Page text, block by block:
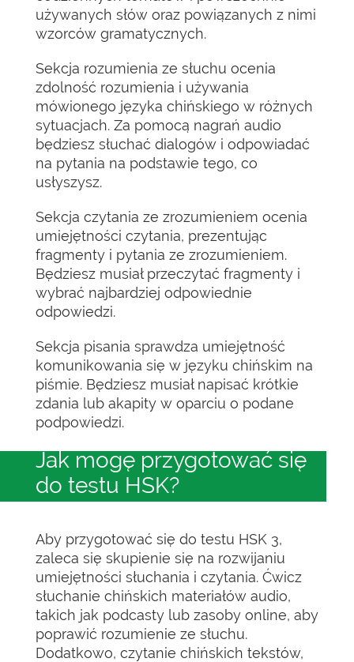
używanych słów oraz powiązanych z nimi
wzorców gramatycznych.
Sekcja rozumienia ze słuchu ocenia
zdolność rozumienia i używania
mówionego języka chińskiego w różnych
sytuacjach. Za pomocą nagrań audio
będziesz słuchać dialogów i odpowiadać
na pytania na podstawie tego, co
usłyszysz.
Sekcja czytania ze zrozumieniem ocenia
umiejętności czytania, prezentując
fragmenty i pytania ze zrozumieniem.
Będziesz musiał przeczytać fragmenty i
wybrać najbardziej odpowiednie
odpowiedzi.
Sekcja pisania sprawdza umiejętność
komunikowania się w języku chińskim na
piśmie. Będziesz musiał napisać krótkie
zdania lub akapity w oparciu o podane
podpowiedzi.
Jak mogę przygotować się
do testu HSK?
Aby przygotować się do testu HSK 3,
zaleca się skupienie się na rozwijaniu
umiejętności słuchania i czytania. Ćwicz
słuchanie chińskich materiałów audio,
takich jak podcasty lub zasoby online, aby
poprawić rozumienie ze słuchu.
Dodatkowo, czytanie chińskich tekstów,